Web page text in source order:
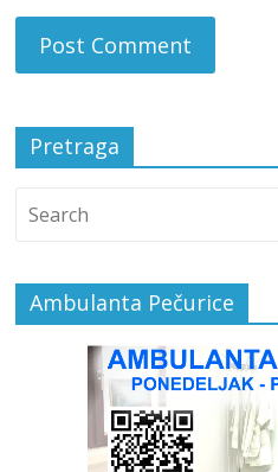
Pretraga
Ambulanta Pečurice